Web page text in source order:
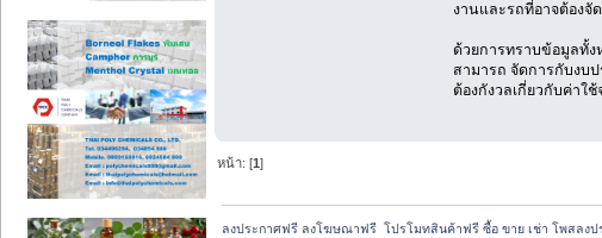
งานและรถที่อาจต้องจั
ด้วยการทราบข้อมูลทั้ง
สามารถ จัดการกับงบ
ต้องกังวลเกี่ยวกับค่าใ
หน้า: [1]
ลงประกาศฟรี ลงโฆษณาฟรี  โปรโมทสินค้าฟรี ซื้อ ขาย เช่า โพสลงป